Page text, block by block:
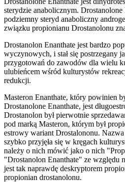
sterydzie anabolicznym. Drostanolone
podziemny steryd anaboliczny
związku propionianu Drostanolonu
Drostanolon Enanthate jest bardzo
wyczynowych, i stał się postrzegany
przygotowań do zawodów dla wielu
ulubieńcem wśród kulturystów
redukcji.
Masteron Enanthate, który powinien
Drostanolone Enanthate, jest
Drostanolon był pierwotnie
pod marką Masteron, którym był
estrowy wariant Drostalononu.
szybko przyjęła się w kręgach
należy o nich mówić jako o nich
"Drostanolon Enanthate" ze względu
jest tak naprawdę deskryptorem
propionian drostanolonu.